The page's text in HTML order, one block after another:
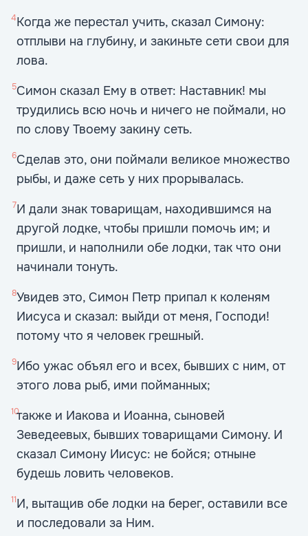
4Когда же перестал учить, сказал Симону:
отплыви на глубину, и закиньте сети свои для
лова.
5Симон сказал Ему в ответ: Наставник! мы
трудились всю ночь и ничего не поймали, но
по слову Твоему закину сеть.
6Сделав это, они поймали великое множество
рыбы, и даже сеть у них прорывалась.
7И дали знак товарищам, находившимся на
другой лодке, чтобы пришли помочь им; и
пришли, и наполнили обе лодки, так что они
начинали тонуть.
8Увидев это, Симон Петр припал к коленям
Иисуса и сказал: выйди от меня, Господи!
потому что я человек грешный.
9Ибо ужас объял его и всех, бывших с ним, от
этого лова рыб, ими пойманных;
10также и Иакова и Иоанна, сыновей
Зеведеевых, бывших товарищами Симону. И
сказал Симону Иисус: не бойся; отныне
будешь ловить человеков.
11И, вытащив обе лодки на берег, оставили все
и последовали за Ним.